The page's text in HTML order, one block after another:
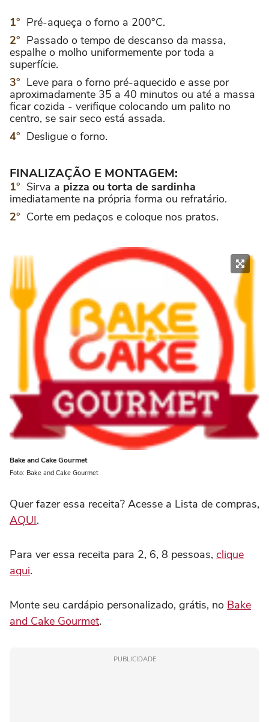
Pré-aqueça o forno a 200°C.
Passado o tempo de descanso da massa,
espalhe o molho uniformemente por toda a
superfície.
Leve para o forno pré-aquecido e asse por
aproximadamente 35 a 40 minutos ou até a massa
ficar cozida - verifique colocando um palito no
centro, se sair seco está assada.
Desligue o forno.
FINALIZAÇÃO E MONTAGEM:
Sirva a pizza ou torta de sardinha
imediatamente na própria forma ou refratário.
Corte em pedaços e coloque nos pratos.
Bake and Cake Gourmet
Foto: Bake and Cake Gourmet
Quer fazer essa receita? Acesse a Lista de compras,
AQUI.
Para ver essa receita para 2, 6, 8 pessoas, clique
aqui.
Monte seu cardápio personalizado, grátis, no Bake
and Cake Gourmet.
PUBLICIDADE